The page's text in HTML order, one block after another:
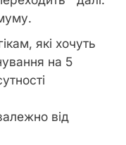
які хочуть
на 5
від